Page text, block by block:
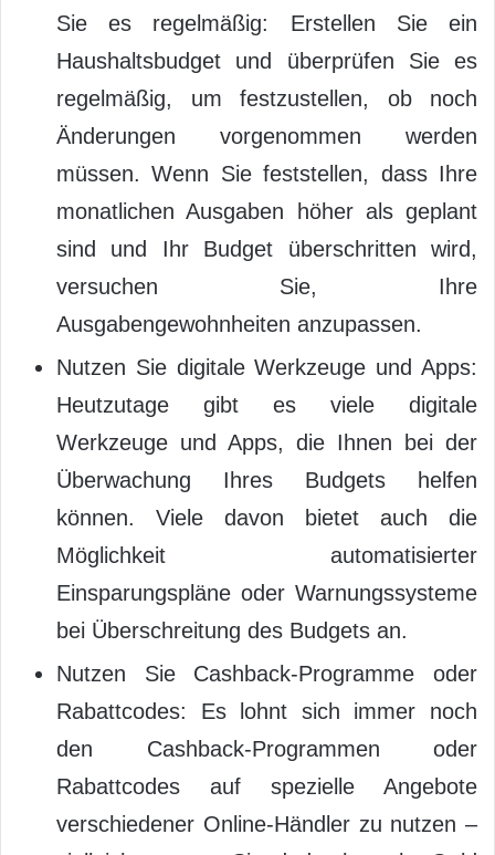
Sie es regelmäßig: Erstellen Sie ein
Haushaltsbudget und überprüfen Sie es
regelmäßig, um festzustellen, ob noch
Änderungen vorgenommen werden
müssen. Wenn Sie feststellen, dass Ihre
monatlichen Ausgaben höher als geplant
sind und Ihr Budget überschritten wird,
versuchen Sie, Ihre
Ausgabengewohnheiten anzupassen.
Nutzen Sie digitale Werkzeuge und Apps:
Heutzutage gibt es viele digitale
Werkzeuge und Apps, die Ihnen bei der
Überwachung Ihres Budgets helfen
können. Viele davon bietet auch die
Möglichkeit automatisierter
Einsparungspläne oder Warnungssysteme
bei Überschreitung des Budgets an.
Nutzen Sie Cashback-Programme oder
Rabattcodes: Es lohnt sich immer noch
den Cashback-Programmen oder
Rabattcodes auf spezielle Angebote
verschiedener Online-Händler zu nutzen –